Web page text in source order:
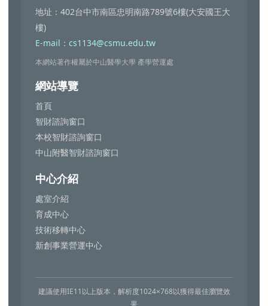
地址：402台中市南區忠明南路789號6樓(大安國王大
樓)
E-mail：cs1134@csmu.edu.tw
本網站著作權屬於中山醫學大學 產學營運處
網站導覽
首頁
智財諮詢窗口
本校智財諮詢窗口
中山附醫智財諮詢窗口
中心介紹
處室介紹
育成中心
技術移轉中心
新創事業營運中心
建議使用IE11以上版本，解析度1024×768以獲得最佳瀏覽效
果